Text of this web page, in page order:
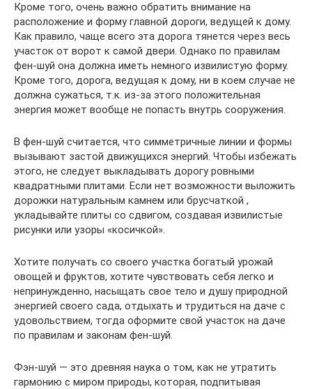
Кроме того, очень важно обратить внимание на
расположение и форму главной дороги, ведущей к дому.
Как правило, чаще всего эта дорога тянется через весь
участок от ворот к самой двери. Однако по правилам
фен-шуй она должна иметь немного извилистую форму.
Кроме того, дорога, ведущая к дому, ни в коем случае не
должна сужаться, т.к. из-за этого положительная
энергия может вообще не попасть внутрь сооружения.
В фен-шуй считается, что симметричные линии и формы
вызывают застой движущихся энергий. Чтобы избежать
этого, не следует выкладывать дорогу ровными
квадратными плитами. Если нет возможности выложить
дорожки натуральным камнем или брусчаткой ,
укладывайте плиты со сдвигом, создавая извилистые
рисунки или узоры «косичкой».
Хотите получать со своего участка богатый урожай
овощей и фруктов, хотите чувствовать себя легко и
непринужденно, насыщать свое тело и душу природной
энергией своего сада, отдыхать и трудиться на даче с
удовольствием, тогда оформите свой участок на даче
по правилам и законам фен-шуй.
Фэн-шуй — это древняя наука о том, как не утратить
гармонию с миром природы, которая, подпитывая